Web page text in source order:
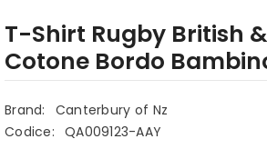
T-Shirt Rugby British
Cotone Bordo
Brand:
Canterbury of Nz
Codice: QA009123-AAY